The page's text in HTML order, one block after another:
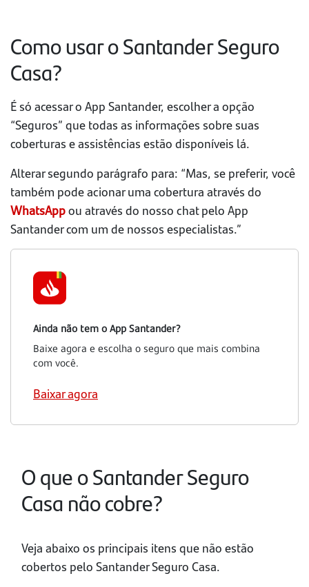
Como usar o Santander Seguro
Casa?
É só acessar o App Santander, escolher a opção
“Seguros” que todas as informações sobre suas
coberturas e assistências estão disponíveis lá.
Alterar segundo parágrafo para: “Mas, se preferir, você
também pode acionar uma cobertura através do
WhatsAppou através do nosso chat pelo App
Santander com um de nossos especialistas.”
Ainda não tem o App Santander?
Baixe agora e escolha o seguro que mais combina
com você.
Baixar agora
O que o Santander Seguro
Casa não cobre?
Veja abaixo os principais itens que não estão
cobertos pelo Santander Seguro Casa.